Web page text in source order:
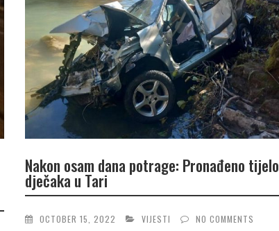
Nakon osam dana potrage: Pronađeno tijelo
dječaka u Tari
OCTOBER 15, 2022 VIJESTI NO COMMENTS